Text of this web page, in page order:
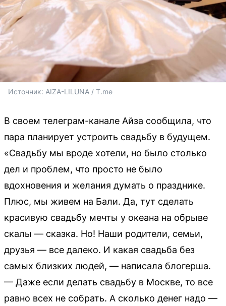
Источник: AIZA-LILUNA / T.me
В своем телеграм-канале Айза сообщила, что
пара планирует устроить свадьбу в будущем.
«Свадьбу мы вроде хотели, но было столько
дел и проблем, что просто не было
вдохновения и желания думать о празднике.
Плюс, мы живем на Бали. Да, тут сделать
красивую свадьбу мечты у океана на обрыве
скалы — сказка. Но! Наши родители, семьи,
друзья — все далеко. И какая свадьба без
самых близких людей, — написала блогерша.
— Даже если делать свадьбу в Москве, то все
равно всех не собрать. А сколько денег надо —